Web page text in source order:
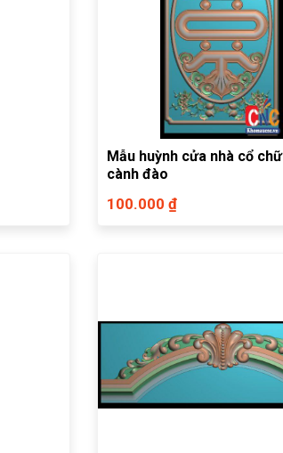
Mẫu huỳnh cửa nhà cổ
cành đào
100.000 ₫